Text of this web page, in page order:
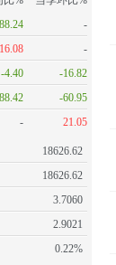
-
16.08
-
-4.40
-16.82
-60.95
- 21.05
18626.62
18626.62
3.7060
2.9021
0.22%